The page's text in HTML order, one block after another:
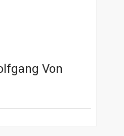
Von